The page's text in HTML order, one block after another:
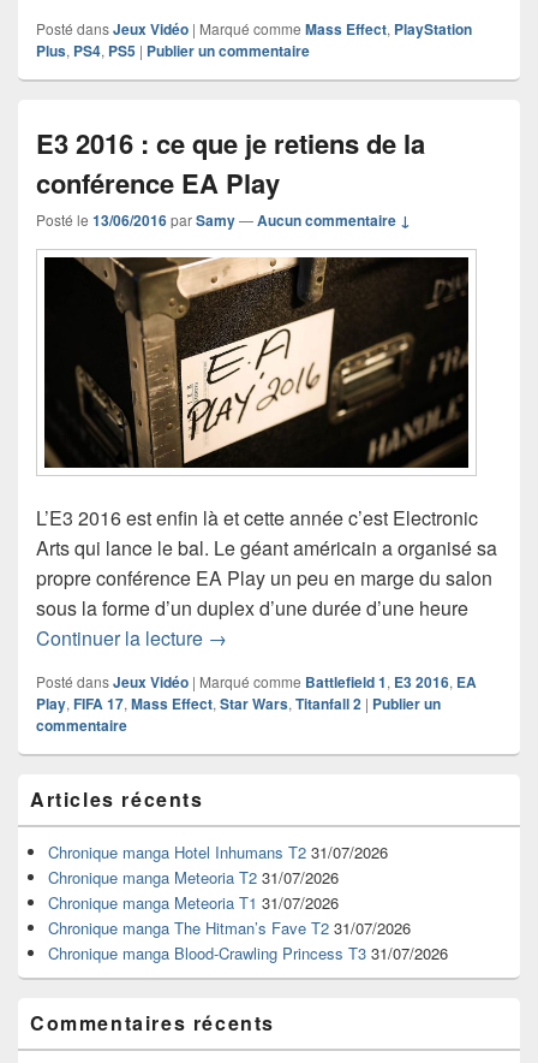
Posté dansJeux Vidéo | Marqué comme Mass Effect, PlayStation
Plus, PS4, PS5 | Publier un commentaire
E3 2016 : ce que je retiens de la
conférence EA Play
Posté le 13/06/2016parSamy—Aucun commentaire ↓
L’E3 2016 est enfin là et cette année c’est Electronic
Arts qui lance le bal. Le géant américain a organisé sa
propre conférence EA Play un peu en marge du salon
sous la forme d’un duplex d’une durée d’une heure
Continuer la lecture E3 2016 : ce que je retiens de la
→
Posté dansJeux Vidéo | Marqué comme Battlefield 1, E3 2016, EA
Play, FIFA 17, Mass Effect, Star Wars, Titanfall 2 | Publier un
commentaire
principale
de
widget
pour
barre
latérale
Articles récents
Chronique manga Hotel Inhumans T2 31/07/2026
Chronique manga Meteoria T2 31/07/2026
Chronique manga Meteoria T1 31/07/2026
Chronique manga The Hitman’s Fave T2 31/07/2026
Chronique manga Blood-Crawling Princess T3 31/07/2026
Commentaires récents